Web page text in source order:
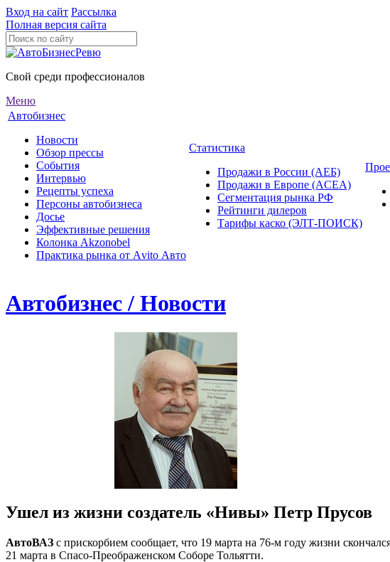
Вход на сайт Рассылка
Полная версия сайта
Свой среди профессионалов
Меню
Автобизнес
Новости
Обзор прессы
События
Интервью
Рецепты успеха
Персоны автобизнеса
Досье
Эффективные решения
Колонка Akzonobel
Практика рынка от Аvito Авто
Статистика
Продажи в России (АЕБ)
Продажи в Европе (ACEA)
Сегментация рынка РФ
Рейтинги дилеров
Тарифы каско (ЭЛТ-ПОИСК)
Автобизнес / Новости
Ушел из жизни создатель «Нивы» Петр Прусов
АвтоВАЗ с прискорбием сообщает, что 19 марта на 76-м году жизни
21 марта в Спасо-Преображенском Соборе Тольятти.